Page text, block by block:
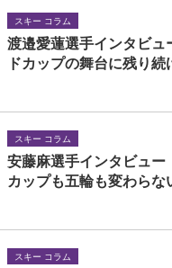
スキー コラム
渡邉愛蓮選手インタビュ
ドカップの舞台に残り続
スキー コラム
安藤麻選手インタビュー
カップも五輪も変わらな
スキー コラム